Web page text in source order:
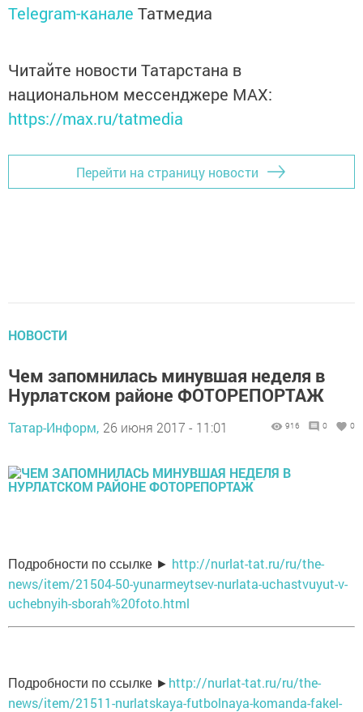
Telegram-канале Татмедиа
Читайте новости Татарстана в
национальном мессенджере MАХ:
https://max.ru/tatmedia
Перейти на страницу новости
НОВОСТИ
Чем запомнилась минувшая неделя в
Нурлатском районе ФОТОРЕПОРТАЖ
Татар-Информ, 26 июня 2017 - 11:01 916 0 0
Подробности по ссылке ► http://nurlat-tat.ru/ru/the-
news/item/21504-50-yunarmeytsev-nurlata-uchastvuyut-v-
uchebnyih-sborah%20foto.html
Подробности по ссылке ► http://nurlat-tat.ru/ru/the-
news/item/21511-nurlatskaya-futbolnaya-komanda-fakel-